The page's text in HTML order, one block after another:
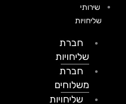
שירותי
שליחויות
חברת
שליחויות
חברת
משלוחים
שליחויות